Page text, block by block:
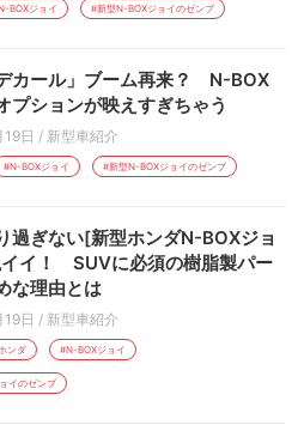
BOXジョイ #新型N-BOXジョイのゼンブ
デカール」ブーム再来？ N-BOX
プションが映えすぎちゃう
日 / 新型車紹介
#N-BOXジョイ #新型N-BOXジョイのゼンブ
過ぎない[新型ホンダN-BOXジョ
イ！ SUVに必須の樹脂製パー
な理由とは
日 / 新型車紹介
ンダ #N-BOXジョイ
イのゼンブ